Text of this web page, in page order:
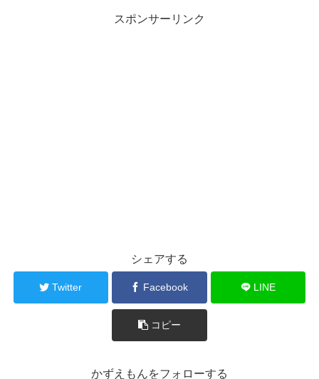
スポンサーリンク
シェアする
Twitter Facebook LINE
コピー
かずえもんをフォローする